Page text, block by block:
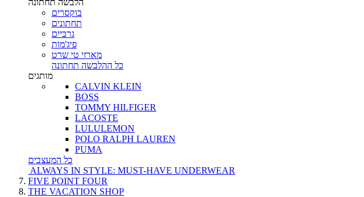
בוקסרים
תחתונים
גרביים
פיג'מות
מארזי טי שרט
כל ההלבשה תחתונה
מותגים
CALVIN KLEIN
BOSS
TOMMY HILFIGER
LACOSTE
LULULEMON
POLO RALPH LAUREN
PUMA
כל המעצבים
ALWAYS IN STYLE: MUST-HAVE UNDERWEAR
FIVE POINT FOUR
THE VACATION SHOP